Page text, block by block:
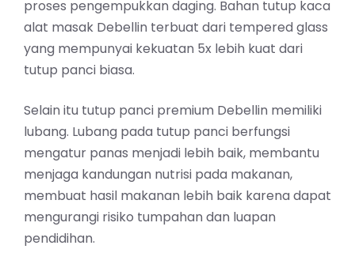
proses pengempukkan daging. Bahan tutup kaca
alat masak Debellin terbuat dari tempered glass
yang mempunyai kekuatan 5x lebih kuat dari
tutup panci biasa.
Selain itu tutup panci premium Debellin memiliki
lubang. Lubang pada tutup panci berfungsi
mengatur panas menjadi lebih baik, membantu
menjaga kandungan nutrisi pada makanan,
membuat hasil makanan lebih baik karena dapat
mengurangi risiko tumpahan dan luapan
pendidihan.